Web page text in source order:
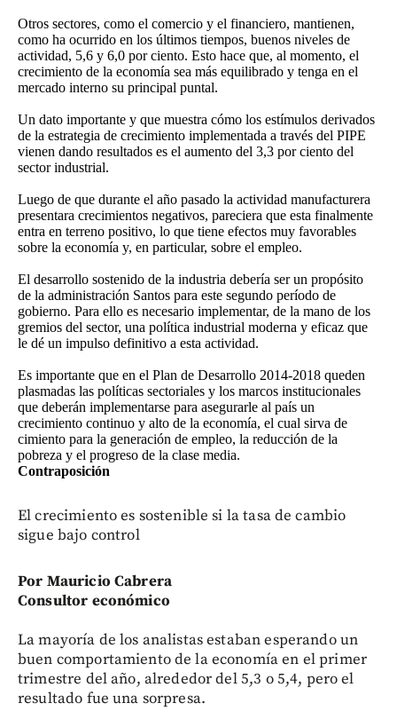
Otros sectores, como el comercio y el financiero, mantienen,
como ha ocurrido en los últimos tiempos, buenos niveles de
actividad, 5,6 y 6,0 por ciento. Esto hace que, al momento, el
crecimiento de la economía sea más equilibrado y tenga en el
mercado interno su principal puntal.
Un dato importante y que muestra cómo los estímulos derivados
de la estrategia de crecimiento implementada a través del PIPE
vienen dando resultados es el aumento del 3,3 por ciento del
sector industrial.
Luego de que durante el año pasado la actividad manufacturera
presentara crecimientos negativos, pareciera que esta finalmente
entra en terreno positivo, lo que tiene efectos muy favorables
sobre la economía y, en particular, sobre el empleo.
El desarrollo sostenido de la industria debería ser un propósito
de la administración Santos para este segundo período de
gobierno. Para ello es necesario implementar, de la mano de los
gremios del sector, una política industrial moderna y eficaz que
le dé un impulso definitivo a esta actividad.
Es importante que en el Plan de Desarrollo 2014-2018 queden
plasmadas las políticas sectoriales y los marcos institucionales
que deberán implementarse para asegurarle al país un
crecimiento continuo y alto de la economía, el cual sirva de
cimiento para la generación de empleo, la reducción de la
pobreza y el progreso de la clase media.
Contraposición
El crecimiento es sostenible si la tasa de cambio
sigue bajo control
Por Mauricio Cabrera
Consultor económico
La mayoría de los analistas estaban esperando un
buen comportamiento de la economía en el primer
trimestre del año, alrededor del 5,3 o 5,4, pero el
resultado fue una sorpresa.